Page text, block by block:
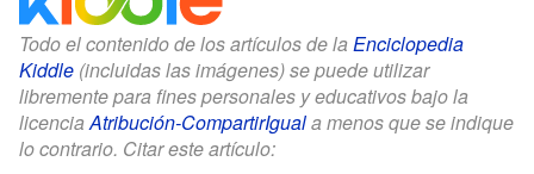
Todo el contenido de los artículos de la Enciclopedia
Kiddle (incluidas las imágenes) se puede utilizar
libremente para fines personales y educativos bajo la
licenciaAtribución-CompartirIguala menos que se indique
lo contrario. Citar este artículo: